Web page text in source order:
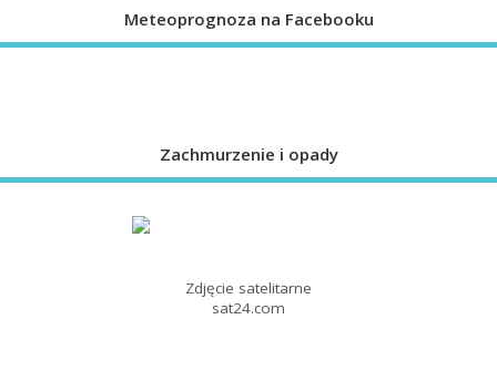
Meteoprognoza na Facebooku
Zachmurzenie i opady
Zdjęcie satelitarne
sat24.com